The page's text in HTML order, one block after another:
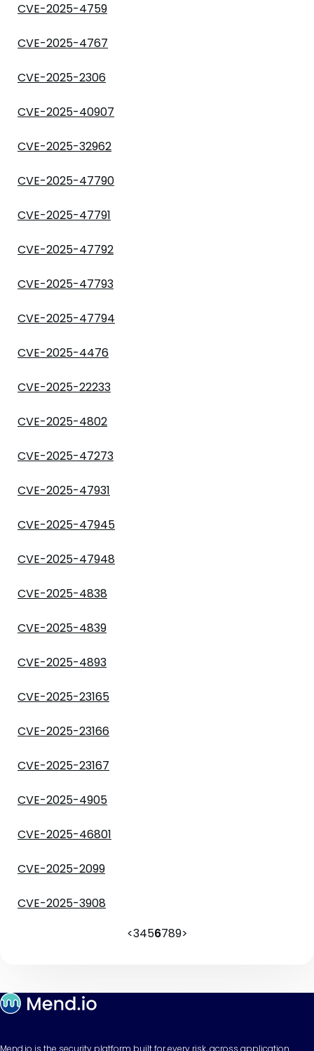
CVE-2025-4759
CVE-2025-4767
CVE-2025-2306
CVE-2025-40907
CVE-2025-32962
CVE-2025-47790
CVE-2025-47791
CVE-2025-47792
CVE-2025-47793
CVE-2025-47794
CVE-2025-4476
CVE-2025-22233
CVE-2025-4802
CVE-2025-47273
CVE-2025-47931
CVE-2025-47945
CVE-2025-47948
CVE-2025-4838
CVE-2025-4839
CVE-2025-4893
CVE-2025-23165
CVE-2025-23166
CVE-2025-23167
CVE-2025-4905
CVE-2025-46801
CVE-2025-2099
CVE-2025-3908
<3456789>
Mend.io is the security platform built for every risk, across application